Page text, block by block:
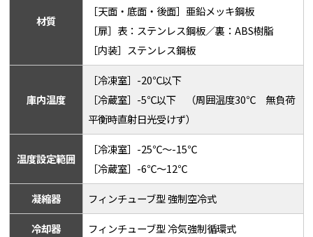
材質
［天面・底面・後面］亜鉛メッキ鋼板
［扉］表：ステンレス鋼板／裏：ABS樹脂
［内装］ステンレス鋼板
庫内温度
［冷凍室］-20℃以下
［冷蔵室］-5℃以下 （周囲温度30℃ 無負荷
平衡時直射日光受けず）
温度設定範囲
［冷凍室］-25℃～-15℃
［冷蔵室］-6℃～12℃
凝縮器 フィンチューブ型 強制空冷式
冷却器 フィンチューブ型 冷気強制循環式